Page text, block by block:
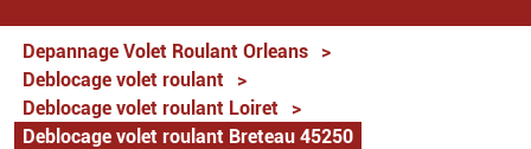
Depannage Volet Roulant Orleans
>
Deblocage volet roulant
>
Deblocage volet roulant Loiret
>
Deblocage volet roulant Breteau 45250